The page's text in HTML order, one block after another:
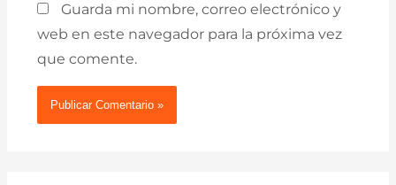
Guarda mi nombre, correo electrónico y
web en este navegador para la próxima vez
que comente.